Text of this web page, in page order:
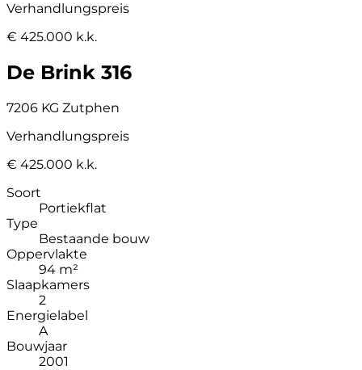
Verhandlungspreis
€ 425.000 k.k.
De Brink 316
7206 KG Zutphen
Verhandlungspreis
€ 425.000 k.k.
Soort
Portiekflat
Type
Bestaande bouw
Oppervlakte
94 m²
Slaapkamers
2
Energielabel
A
Bouwjaar
2001